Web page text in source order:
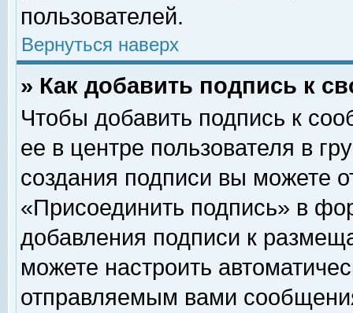
пользователей.
Вернуться наверх
» Как добавить подпись к
Чтобы добавить подпись к
ее в центре пользователя в
создания подписи вы можете
«Присоединить подпись» в
добавления подписи к
можете настроить
отправляемым вами